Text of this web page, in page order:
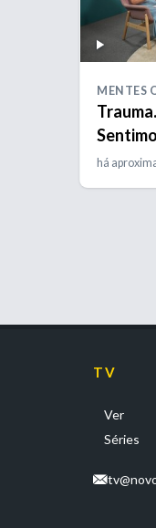
MENTES
Nosso
há
TV
Ver
Séries